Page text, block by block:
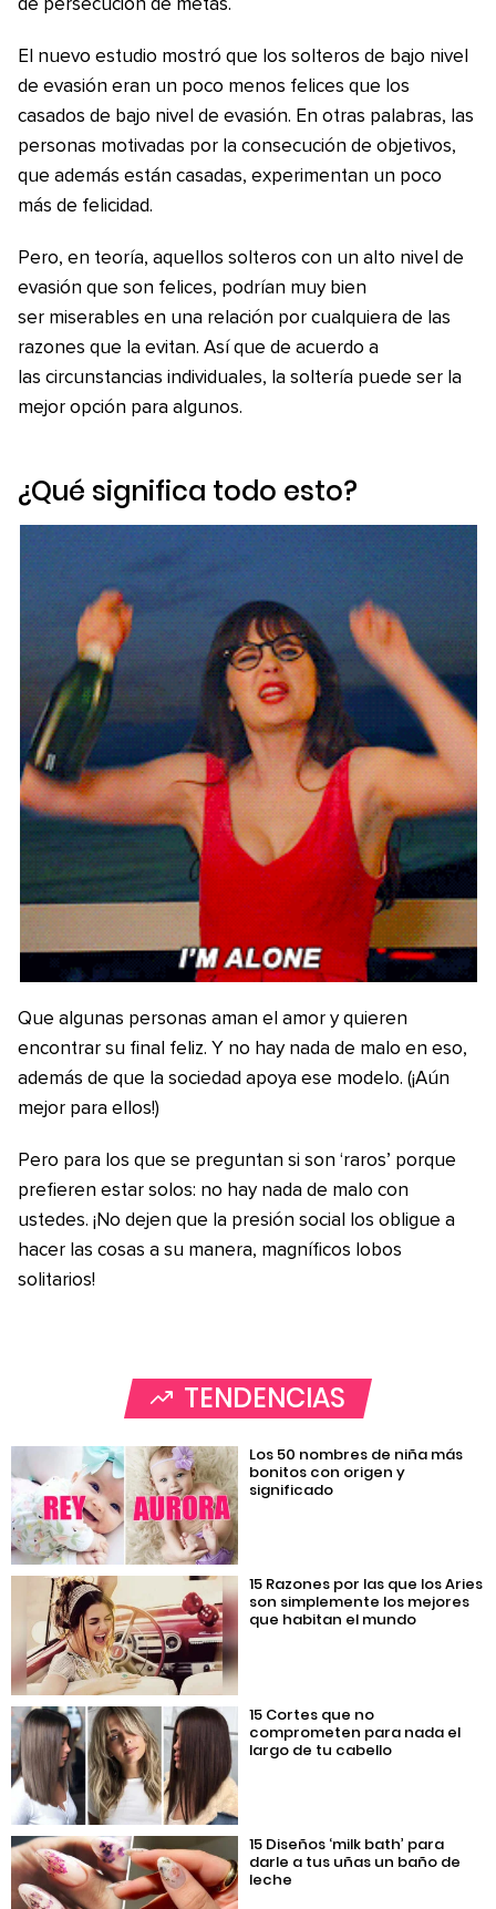
de persecución de metas.
El nuevo estudio mostró que los solteros de bajo nivel
de evasión eran un poco menos felices que los
casados de bajo nivel de evasión. En otras palabras, las
personas motivadas por la consecución de objetivos,
que además están casadas, experimentan un poco
más de felicidad.
Pero, en teoría, aquellos solteros con un alto nivel de
evasión que son felices, podrían muy bien
ser miserables en una relación por cualquiera de las
razones que la evitan. Así que de acuerdo a
las circunstancias individuales, la soltería puede ser la
mejor opción para algunos.
¿Qué significa todo esto?
Que algunas personas aman el amor y quieren
encontrar su final feliz. Y no hay nada de malo en eso,
además de que la sociedad apoya ese modelo. (¡Aún
mejor para ellos!)
Pero para los que se preguntan si son ‘raros’ porque
prefieren estar solos: no hay nada de malo con
ustedes. ¡No dejen que la presión social los obligue a
hacer las cosas a su manera, magníficos lobos
solitarios!
TENDENCIAS
Los 50 nombres de niña más
bonitos con origen y
significado
15 Razones por las que los Aries
son simplemente los mejores
que habitan el mundo
15 Cortes que no
comprometen para nada el
largo de tu cabello
15 Diseños ‘milk bath’ para
darle a tus uñas un baño de
leche